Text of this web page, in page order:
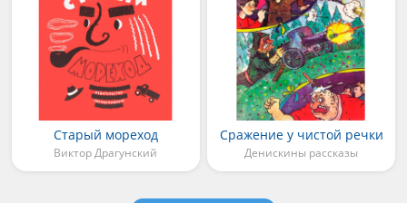
Старый мореход
Виктор Драгунский
Сражение у чистой речки
Денискины рассказы